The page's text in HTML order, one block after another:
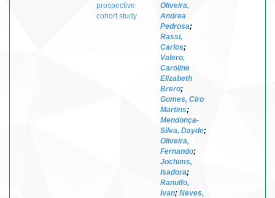
prospective
cohort study
Oliveira,
Andrea
Pedrosa;
Rassi,
Carlos;
Valero,
Caroline
Elizabeth
Brero;
Gomes, Ciro
Martins;
Mendonça-
Silva, Dayde;
Oliveira,
Fernando;
Jochims,
Isadora;
Ranulfo,
Ivan; Neves,